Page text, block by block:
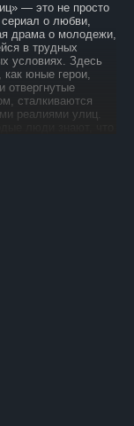
— это не просто
сериал о любви,
драма о молодежи,
в трудных
условиях. Здесь
как юные герои,
отвергнутые
сталкиваются
реалиями улиц.
героям